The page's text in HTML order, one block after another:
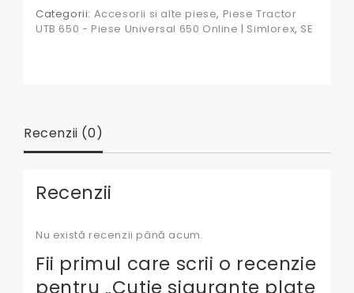
Categorii: Accesorii si alte piese, Piese Tractor
UTB 650 - Piese Universal 650 Online | Simlorex, SE
Recenzii (0)
Recenzii
Nu există recenzii până acum.
Fii primul care scrii o recenzie
pentru „Cutie sigurante plate